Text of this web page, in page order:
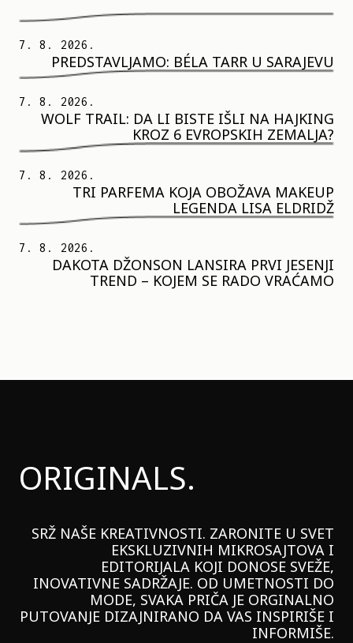
7. 8. 2026.
PREDSTAVLJAMO: BÉLA TARR U SARAJEVU
7. 8. 2026.
WOLF TRAIL: DA LI BISTE IŠLI NA HAJKING
KROZ 6 EVROPSKIH ZEMALJA?
7. 8. 2026.
TRI PARFEMA KOJA OBOŽAVA MAKEUP
LEGENDA LISA ELDRIDŽ
7. 8. 2026.
DAKOTA DŽONSON LANSIRA PRVI JESENJI
TREND – KOJEM SE RADO VRAĆAMO
ORIGINALS.
SRŽ NAŠE KREATIVNOSTI. ZARONITE U SVET
EKSKLUZIVNIH MIKROSAJTOVA I
EDITORIJALA KOJI DONOSE SVEŽE,
INOVATIVNE SADRŽAJE. OD UMETNOSTI DO
MODE, SVAKA PRIČA JE ORGINALNO
PUTOVANJE DIZAJNIRANO DA VAS INSPIRIŠE I
INFORMIŠE.